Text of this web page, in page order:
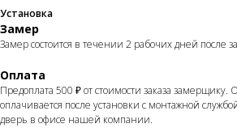
Установка
Замер
Замер состоится в течении 2 рабочих дней после
Оплата
Предоплата 500 ₽ от стоимости заказа замерщику.
оплачивается после установки с монтажной
дверь в офисе нашей компании.